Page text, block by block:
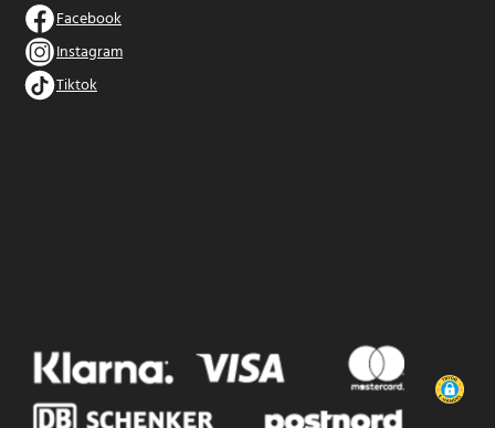
Facebook
Instagram
Tiktok